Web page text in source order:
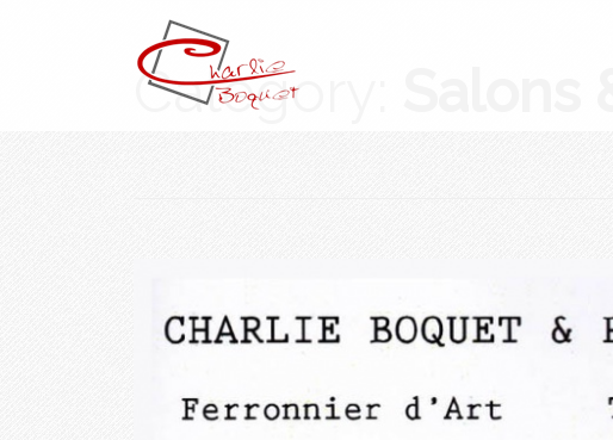
Category: